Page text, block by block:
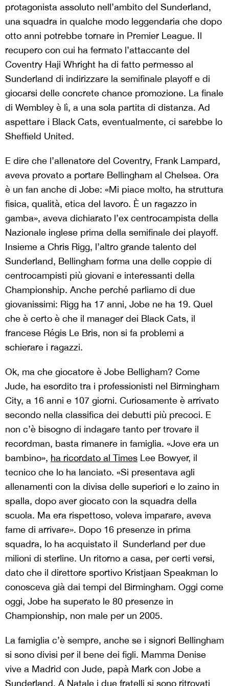
protagonista assoluto nell’ambito del Sunderland,
una squadra in qualche modo leggendaria che dopo
otto anni potrebbe tornare in Premier League. Il
recupero con cui ha fermato l’attaccante del
Coventry Haji Whright ha di fatto permesso al
Sunderland di indirizzare la semifinale playoff e di
giocarsi delle concrete chance promozione. La finale
di Wembley è lì, a una sola partita di distanza. Ad
aspettare i Black Cats, eventualmente, ci sarebbe lo
Sheffield United.
E dire che l’allenatore del Coventry, Frank Lampard,
aveva provato a portare Bellingham al Chelsea. Ora
è un fan anche di Jobe: «Mi piace molto, ha struttura
fisica, qualità, etica del lavoro. È un ragazzo in
gamba», aveva dichiarato l’ex centrocampista della
Nazionale inglese prima della semifinale dei playoff.
Insieme a Chris Rigg, l’altro grande talento del
Sunderland, Bellingham forma una delle coppie di
centrocampisti più giovani e interessanti della
Championship. Anche perché parliamo di due
giovanissimi: Rigg ha 17 anni, Jobe ne ha 19. Quel
che è certo è che il manager dei Black Cats, il
francese Régis Le Bris, non si fa problemi a
schierare i ragazzi.
Ok, ma che giocatore è Jobe Belligham? Come
Jude, ha esordito tra i professionisti nel Birmingham
City, a 16 anni e 107 giorni. Curiosamente è arrivato
secondo nella classifica dei debutti più precoci. E
non c’è bisogno di indagare tanto per trovare il
recordman, basta rimanere in famiglia. «Jove era un
bambino», ha ricordato al Times Lee Bowyer, il
tecnico che lo ha lanciato. «Si presentava agli
allenamenti con la divisa delle superiori e lo zaino in
spalla, dopo aver giocato con la squadra della
scuola. Ma era rispettoso, voleva imparare, aveva
fame di arrivare». Dopo 16 presenze in prima
squadra, lo ha acquistato il Sunderland per due
milioni di sterline. Un ritorno a casa, per certi versi,
dato che il direttore sportivo Kristjaan Speakman lo
conosceva già dai tempi del Birmingham. Oggi come
oggi, Jobe ha superato le 80 presenze in
Championship, non male per un 2005.
La famiglia c’è sempre, anche se i signori Bellingham
si sono divisi per il bene dei figli. Mamma Denise
vive a Madrid con Jude, papà Mark con Jobe a
Sunderland. A Natale i due fratelli si sono ritrovati